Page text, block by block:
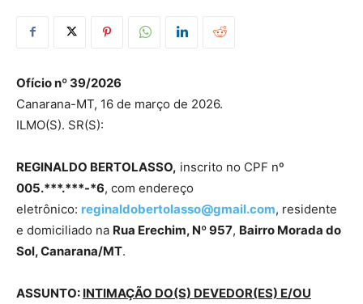
Ofício nº 39/2026
Canarana-MT, 16 de março de 2026.
ILMO(S). SR(S):
REGINALDO BERTOLASSO, inscrito no CPF nº
005.***.***-*6, com endereço
eletrônico: reginaldobertolasso@gmail.com, residente
e domiciliado na Rua Erechim, Nº 957, Bairro Morada do
Sol, Canarana/MT.
ASSUNTO: INTIMAÇÃO DO(S) DEVEDOR(ES) E/OU